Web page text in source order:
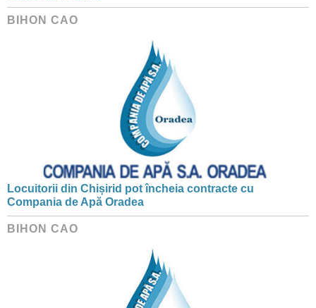
BIHON CAO
Locuitorii din Chișirid pot încheia contracte cu
Compania de Apă Oradea
BIHON CAO